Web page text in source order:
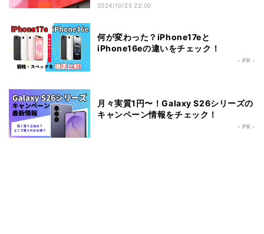
2024/10/25 22:00
何が変わった？iPhone17eと
iPhone16eの違いをチェック！
- PR -
月々実質1円〜！Galaxy S26シリーズの
キャンペーン情報をチェック！
- PR -